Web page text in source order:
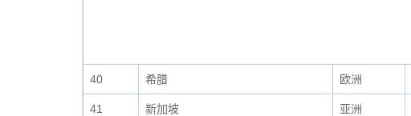
40 希腊 欧洲
41 新加坡 亚洲